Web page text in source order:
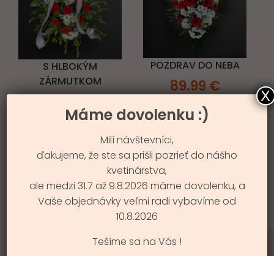
S HLBOKÝM
ZÁRMUTKOM
POZDRAV DO NEBA
89.99€
SMÚTOČNÝ VENIEC
ANJELSKÝ POKOJ
Máme dovolenku :)
Milí návštevníci,
ďakujeme, že ste sa prišli pozrieť do nášho
kvetinárstva,
ale medzi 31.7 až 9.8.2026 máme dovolenku, a
Vaše objednávky veľmi radi vybavíme od
10.8.2026
Tešíme sa na Vás !
X